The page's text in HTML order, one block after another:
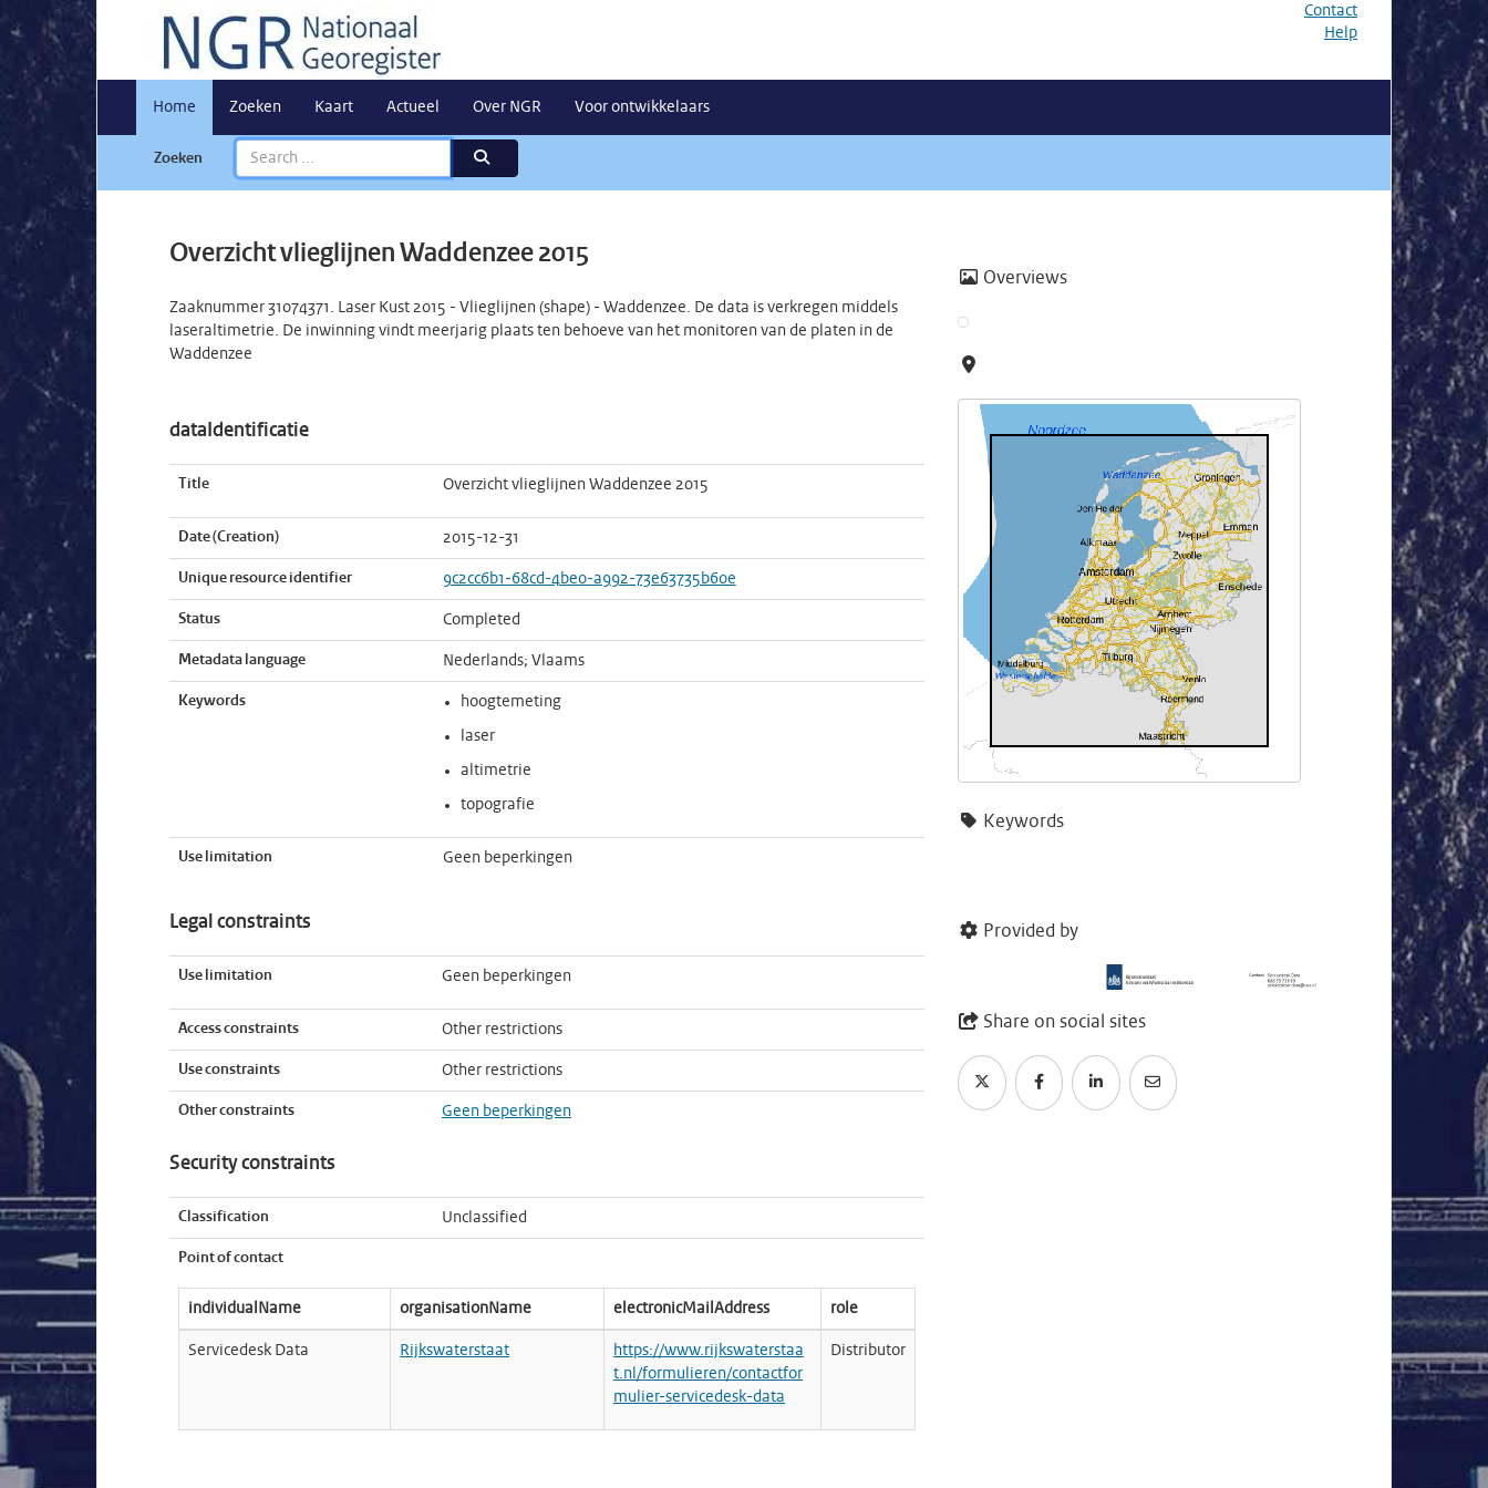
Contact
Help
Home Zoeken Kaart Actueel Over NGR Voor ontwikkelaars
Zoeken
Overzicht vlieglijnen Waddenzee 2015
Zaaknummer 31074371. Laser Kust 2015 - Vlieglijnen (shape) - Waddenzee. De data is verkregen middels
laseraltimetrie. De inwinning vindt meerjarig plaats ten behoeve van het monitoren van de platen in de
Waddenzee
dataIdentificatie
Title Overzicht vlieglijnen Waddenzee 2015
Date (Creation) 2015-12-31
Unique resource identifier 9c2cc6b1-68cd-4be0-a992-73e63735b60e
Status Completed
Metadata language Nederlands; Vlaams
Keywords hoogtemeting
laser
altimetrie
topografie
Use limitation Geen beperkingen
Legal constraints
Use limitation Geen beperkingen
Access constraints Other restrictions
Use constraints Other restrictions
Other constraints Geen beperkingen
Security constraints
Classification Unclassified
Point of contact
individualName organisationName electronicMailAddress role
Servicedesk Data Rijkswaterstaat
https://www.rijkswaterstaa
t.nl/formulieren/contactfor
mulier-servicedesk-data
Distributor
Overviews
Keywords
Provided by
Share on social sites